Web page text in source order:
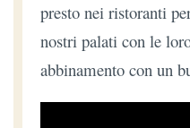
presto nei ristoranti
nostri palati con le
abbinamento con un